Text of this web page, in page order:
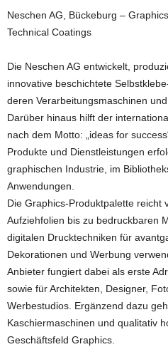
Neschen AG, Bückeburg –
Technical Coatings
Die Neschen AG entwickelt,
innovative beschichtete
deren Verarbeitungsmaschinen
Darüber hinaus hilft der
nach dem Motto: „ideas for
Produkte und Dienstleistungen
graphischen Industrie, im
Anwendungen.
Die Graphics-Produktpalette reicht
Aufziehfolien bis zu bedruckbaren
digitalen Drucktechniken für
Dekorationen und Werbung
Anbieter fungiert dabei als erste
sowie für Architekten, Designer,
Werbestudios. Ergänzend dazu
Kaschiermaschinen und qualitativ
Geschäftsfeld Graphics.